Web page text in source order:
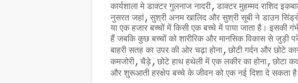
कार्यशाला मे डाक्टर गुलनाज नादरी, डाक्टर मुहम्मद राशिद
नुसरत जहां, सुश्री अनम खालिद और सुश्री सूबी ने डाउन
या एक हजार बच्चों में किसी एक बच्चे में पाया जाता है। इसकी
हैं जबकि कुछ बच्चों को शारीरिक और मानसिक विकास से जुड़ी
बाहरी सतह का उपर की ओर चढ़ा होना, छोटी गर्दन और छोटे
कमजोरी, चैड़े , छोटे हाथ हथेली में एक लकीर का होना, छोटा
और शुरूआती हस्क्षेप बच्चे के जीवन को एक नई दिशा दे सकता